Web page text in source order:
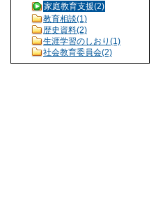
家庭教育支援(2)
教育相談(1)
歴史資料(2)
生涯学習のしおり(1)
社会教育委員会(2)